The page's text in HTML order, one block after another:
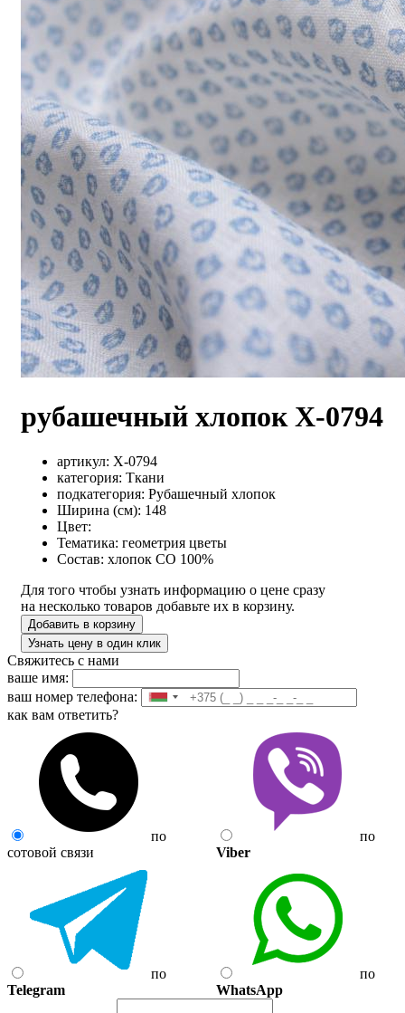
рубашечный хлопок X-0794
артикул: X-0794
категория: Ткани
подкатегория: Рубашечный хлопок
Ширина (см): 148
Цвет:
Тематика: геометрия цветы
Состав: хлопок CO 100%
Для того чтобы узнать информацию о цене сразу
на несколько товаров добавьте их в корзину.
Добавить в корзину
Узнать цену в один клик
Свяжитесь с нами
ваше имя:
ваш номер телефона:
как вам ответить?
по
сотовой связи
по
Viber
по
Telegram
по
WhatsApp